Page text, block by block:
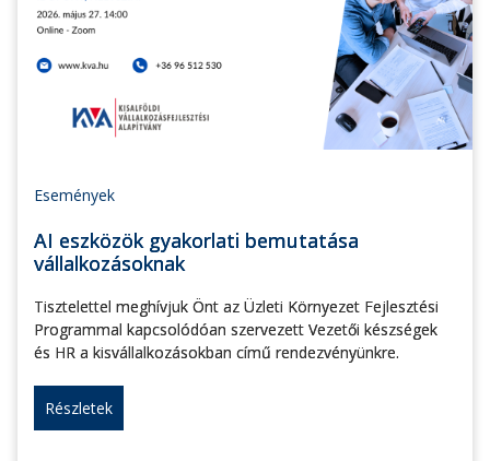
Események
AI eszközök gyakorlati bemutatása
vállalkozásoknak
Tisztelettel meghívjuk Önt az Üzleti Környezet Fejlesztési
Programmal kapcsolódóan szervezett Vezetői készségek
és HR a kisvállalkozásokban című rendezvényünkre.
Részletek